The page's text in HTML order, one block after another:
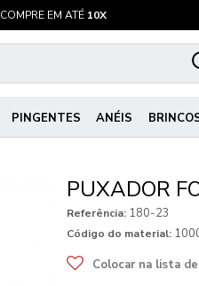
COMPRE EM ATÉ 10X
PINGENTES ANÉIS
PUXADOR
Referência: 180-23
Código do material:
Colocar na lista